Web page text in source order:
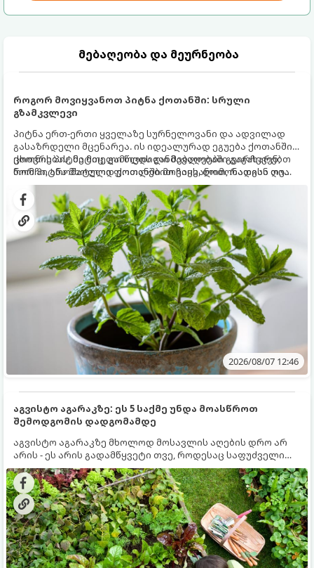
მებაღეობა და მეურნეობა
როგორ მოვიყვანოთ პიტნა ქოთანში: სრული
გზამკვლევი
პიტნა ერთ-ერთი ყველაზე სურნელოვანი და ადვილად
გასაზრდელი მცენარეა. ის იდეალურად ეგუება ქოთანში
ცხოვრებას, მეტიც, გამოცდილი მებაღეები გვირჩევენ,
რომ პიტნა მხოლოდ ქოთანში მოვიყვანოთ, რადგან ღია
გრუნტში (ბაღში) დარგვისას ის ფესვებით ძალიან
სწრაფად ვრცელდება და სხვა მცენარეებს ავიწროებს.
ქოთნის პიტნა მთელი წლის განმავლობაში გაგახარებთ
ნორჩი, არომატული ფოთლებით ჩაის, ლიმონათისა თუ
კერძებისთვის.
2026/08/07 12:46
აგვისტო აგარაკზე: ეს 5 საქმე უნდა მოასწროთ
შემოდგომის დადგომამდე
აგვისტო აგარაკზე მხოლოდ მოსავლის აღების დრო არ
არის - ეს არის გადამწყვეტი თვე, როდესაც საფუძველი
ეყრება მომავალი წლის მოსავალს და ბაღი მზადდება
შემოდგომა-ზამთრის სეზონისთვის. იმისათვის, რომ
ნიადაგმა ენერგია აღიდგინოს, ხოლო მცენარეებმა
ზამთარს გაუძლონ, აგვისტოს ბოლომდე 5
მნიშვნელოვანი საქმის გაკეთება უნდა მოასწროთ: